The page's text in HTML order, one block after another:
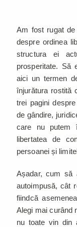
Am fost rugat
despre ordinea
structura ei
prosperitate. Să
aici un termen
înjurătura rostită
trei pagini
de gândire,
care nu putem
libertatea de
persoanei și
Așadar, cum să
autoimpusă, cât
fiindcă
Alegi mai curând
nu toate vin din